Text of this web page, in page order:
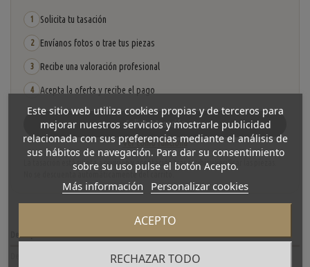
1 Solicita tu tasación
2 Envíanos fotos o trae tus piezas
3 Recibe una valoración profesional
4 Acepta la oferta y recibe el pago
Solicitar tasación
Ver cómo funciona
La tasación está sujeta a revisión y aceptación tras recibir y verificar las piezas.
No se descuenta automáticamente del carrito.
Descripción
Este sitio web utiliza cookies propias y de terceros para
mejorar nuestros servicios y mostrarle publicidad
relacionada con sus preferencias mediante el análisis de
sus hábitos de navegación. Para dar su consentimiento
sobre su uso pulse el botón Acepto.
Más información Personalizar cookies
RECHAZAR TODO
ACEPTO